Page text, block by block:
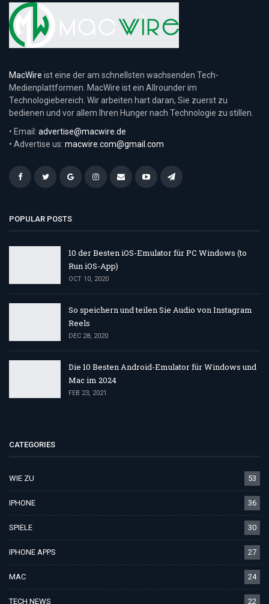
MacWire ist eine der am schnellsten wachsenden Tech-
Medienplattformen. MacWire ist ein Allrounder im
Technologiebereich. Wir arbeiten hart daran, Sie zuerst zu
bedienen und vor allem Ihren Hunger nach Technologie zu stillen.
• Email: advertise@macwire.de
• Advertise us: macwire.com@gmail.com
POPULAR POSTS
10 der Besten iOS-Emulator für PC Windows (to
Run iOS-App)
OCT 10, 2020
So speichern und teilen Sie Audio von Instagram
Reels
DEC 28, 2020
Die 10 Besten Android-Emulator für Windows und
Mac im 2024
FEB 23, 2021
CATEGORIES
WIE ZU 53
IPHONE 36
SPIELE 30
IPHONE APPS 27
MAC 24
TECH NEWS 22